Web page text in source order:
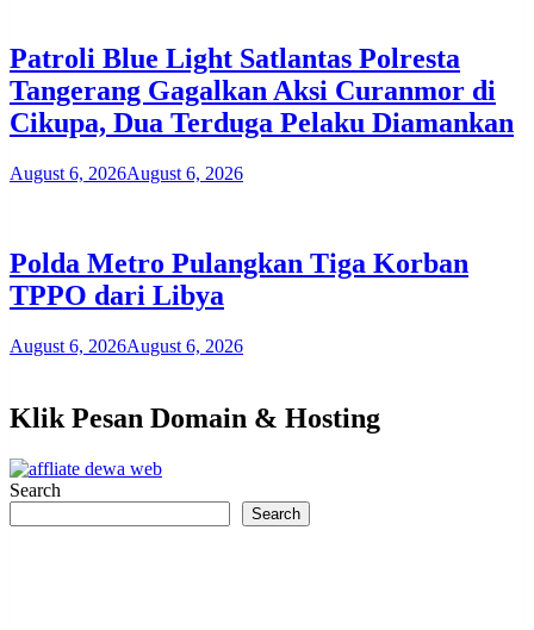
Patroli Blue Light Satlantas Polresta
Tangerang Gagalkan Aksi Curanmor di
Cikupa, Dua Terduga Pelaku Diamankan
August 6, 2026August 6, 2026
Polda Metro Pulangkan Tiga Korban
TPPO dari Libya
August 6, 2026August 6, 2026
Klik Pesan Domain & Hosting
Search
Search